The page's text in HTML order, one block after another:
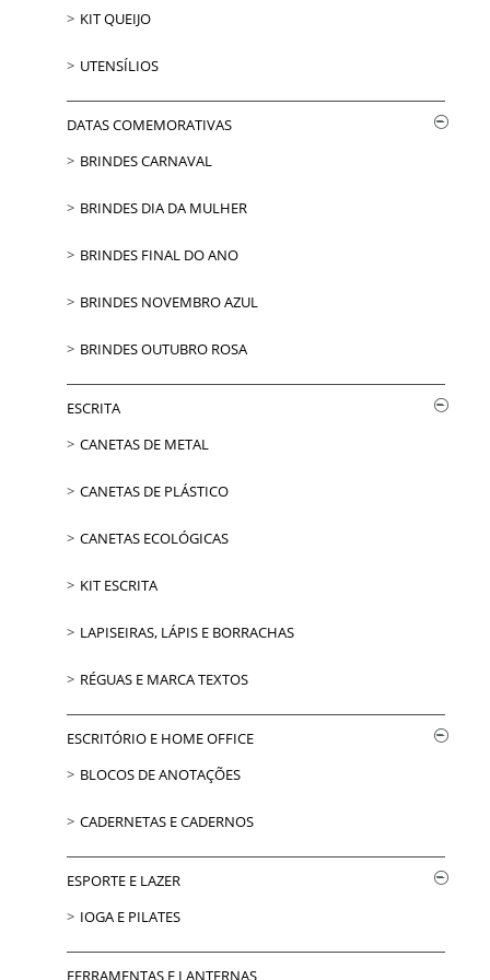
KIT QUEIJO
UTENSÍLIOS
DATAS COMEMORATIVAS
BRINDES CARNAVAL
BRINDES DIA DA MULHER
BRINDES FINAL DO ANO
BRINDES NOVEMBRO AZUL
BRINDES OUTUBRO ROSA
ESCRITA
CANETAS DE METAL
CANETAS DE PLÁSTICO
CANETAS ECOLÓGICAS
KIT ESCRITA
LAPISEIRAS, LÁPIS E BORRACHAS
RÉGUAS E MARCA TEXTOS
ESCRITÓRIO E HOME OFFICE
BLOCOS DE ANOTAÇÕES
CADERNETAS E CADERNOS
ESPORTE E LAZER
IOGA E PILATES
FERRAMENTAS E LANTERNAS